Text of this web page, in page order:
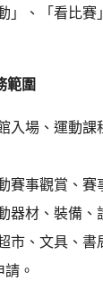
」、「看比
範圍
入場、運動
賽事觀賞、
器材、裝備
市、文具、
。